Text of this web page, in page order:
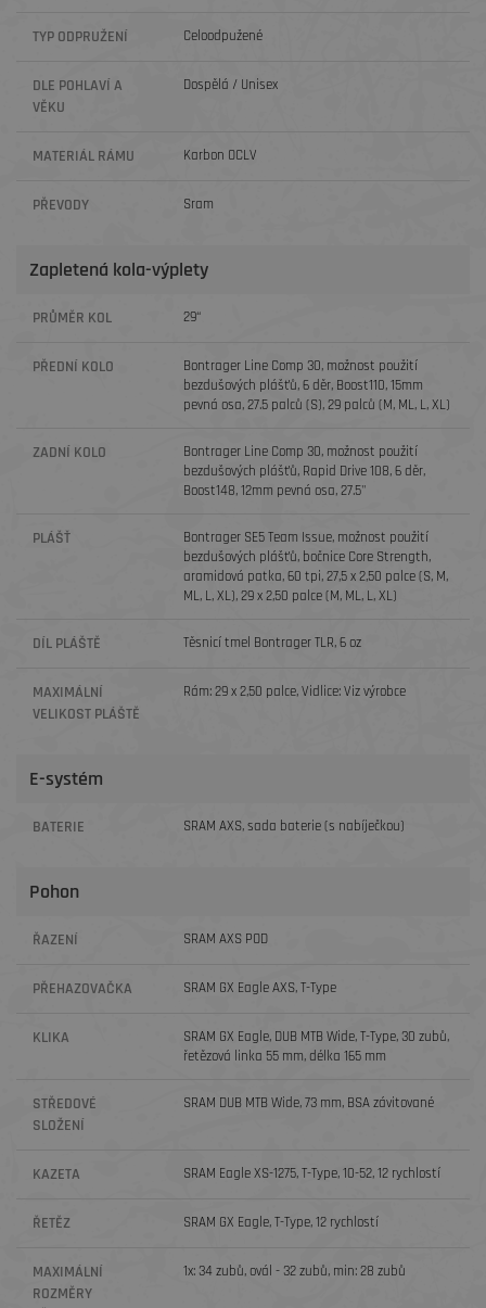
TYP ODPRUŽENÍ Celoodpužené
DLE POHLAVÍ A
VĚKU
Dospělá / Unisex
MATERIÁL RÁMU Karbon OCLV
PŘEVODY Sram
Zapletená kola-výplety
PRŮMĚR KOL 29“
PŘEDNÍ KOLO
Bontrager Line Comp 30, možnost použití
bezdušových plášťů, 6 děr, Boost110, 15mm
pevná osa, 27.5 palců (S), 29 palců (M, ML, L, XL)
ZADNÍ KOLO
Bontrager Line Comp 30, možnost použití
bezdušových plášťů, Rapid Drive 108, 6 děr,
Boost148, 12mm pevná osa, 27.5''
PLÁŠŤ
Bontrager SE5 Team Issue, možnost použití
bezdušových plášťů, bočnice Core Strength,
aramidová patka, 60 tpi, 27,5 x 2,50 palce (S, M,
ML, L, XL), 29 x 2,50 palce (M, ML, L, XL)
DÍL PLÁŠTĚ Těsnicí tmel Bontrager TLR, 6 oz
MAXIMÁLNÍ
VELIKOST PLÁŠTĚ
Rám: 29 x 2,50 palce, Vidlice: Viz výrobce
E-systém
BATERIE SRAM AXS, sada baterie (s nabíječkou)
Pohon
ŘAZENÍ SRAM AXS POD
PŘEHAZOVAČKA SRAM GX Eagle AXS, T-Type
KLIKA
SRAM GX Eagle, DUB MTB Wide, T-Type, 30 zubů,
řetězová linka 55 mm, délka 165 mm
STŘEDOVÉ
SLOŽENÍ
SRAM DUB MTB Wide, 73 mm, BSA závitované
KAZETA SRAM Eagle XS-1275, T-Type, 10-52, 12 rychlostí
ŘETĚZ SRAM GX Eagle, T-Type, 12 rychlostí
MAXIMÁLNÍ
ROZMĚRY
1x: 34 zubů, ovál - 32 zubů, min: 28 zubů